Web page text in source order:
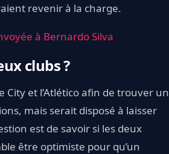
revenir à la charge.
à Bernardo Silva
clubs ?
et l’Atlético afin de trouver un
mais serait disposé à laisser
est de savoir si les deux
être optimiste pour qu’un